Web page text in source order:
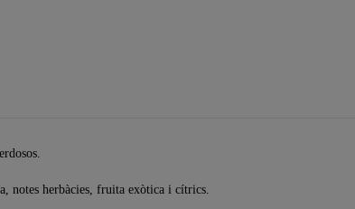
notes herbàcies, fruita exòtica i cítrics.